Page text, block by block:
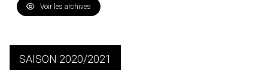
Voir les archives
SAISON 2020/2021